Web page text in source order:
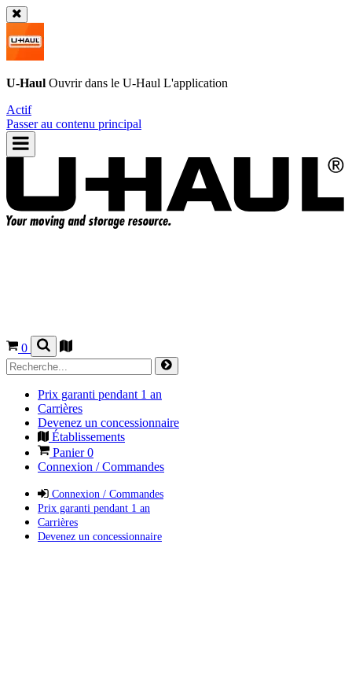
U-Haul Ouvrir dans le U-Haul L'application
Actif
Passer au contenu principal
0
Prix garanti pendant 1 an
Carrières
Devenez un concessionnaire
Établissements
Panier0
Connexion / Commandes
Connexion / Commandes
Prix garanti pendant 1 an
Carrières
Devenez un concessionnaire